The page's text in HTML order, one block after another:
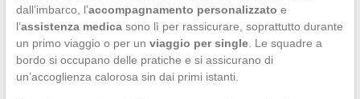
dall’imbarco, l’accompagnamento personalizzato e
l’assistenza medicasono lì per rassicurare, soprattutto durante
un primo viaggio o per un viaggio per single. Le squadre a
bordo si occupano delle pratiche e si assicurano di
un’accoglienza calorosa sin dai primi istanti.